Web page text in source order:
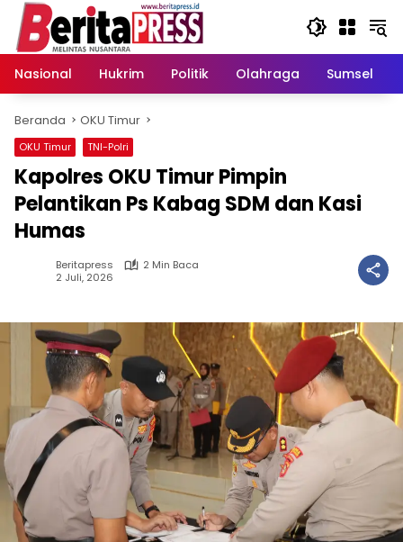
Langsung
konten
Nasional
Hukrim Politik Olahraga Sumsel
Beranda OKU Timur
OKU Timur TNI-Polri
Kapolres OKU Timur Pimpin
Pelantikan Ps Kabag SDM dan Kasi
Humas
Beritapress
2 Min Baca
2 Juli, 2026